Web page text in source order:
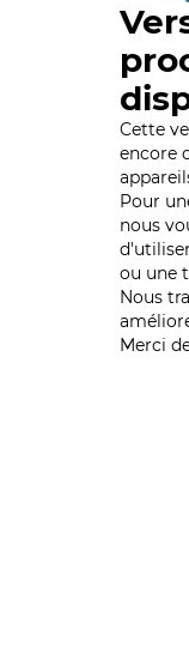
Cette
encore
Pour
nous
ou une
Nous
Merci